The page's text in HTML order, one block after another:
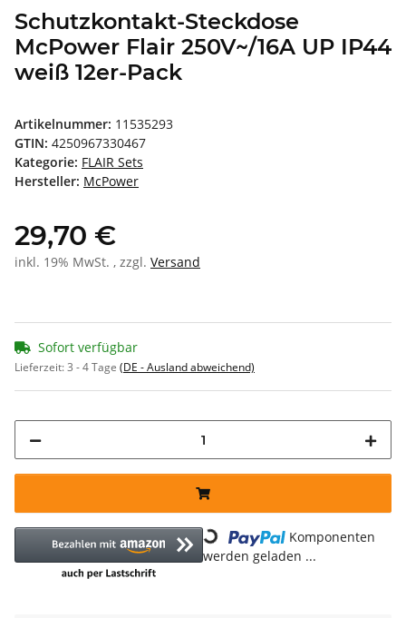
Schutzkontakt-Steckdose
McPower Flair 250V~/16A UP IP44
weiß 12er-Pack
Artikelnummer: 11535293
GTIN: 4250967330467
Kategorie: FLAIR Sets
Hersteller: McPower
29,70 €
inkl. 19% MwSt. , zzgl. Versand
Sofort verfügbar
Lieferzeit:3 - 4 Tage (DE - Ausland abweichend)
Loading...
Komponenten
werden geladen ...